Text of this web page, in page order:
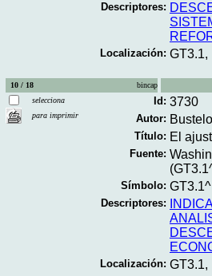
Descriptores:
Localización: GT3.1,
10 / 18
bincap
selecciona
para imprimir
Id: 3730
Autor:
Título: El
Fuente:
Símbolo:
Descriptores:
Localización: GT3.1,